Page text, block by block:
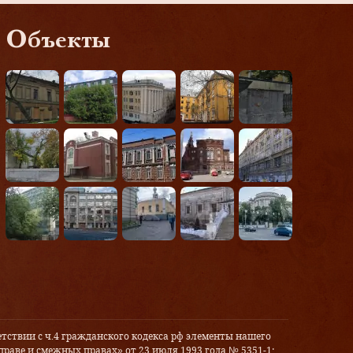
Объекты
с ч.4 гражданского кодекса рф элементы нашего